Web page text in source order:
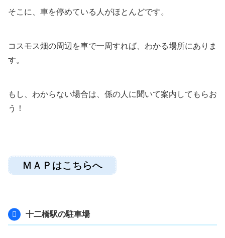
そこに、車を停めている人がほとんどです。
コスモス畑の周辺を車で一周すれば、わかる場所にありま
す。
もし、わからない場合は、係の人に聞いて案内してもらお
う！
ＭＡＰはこちらへ
十二橋駅の駐車場